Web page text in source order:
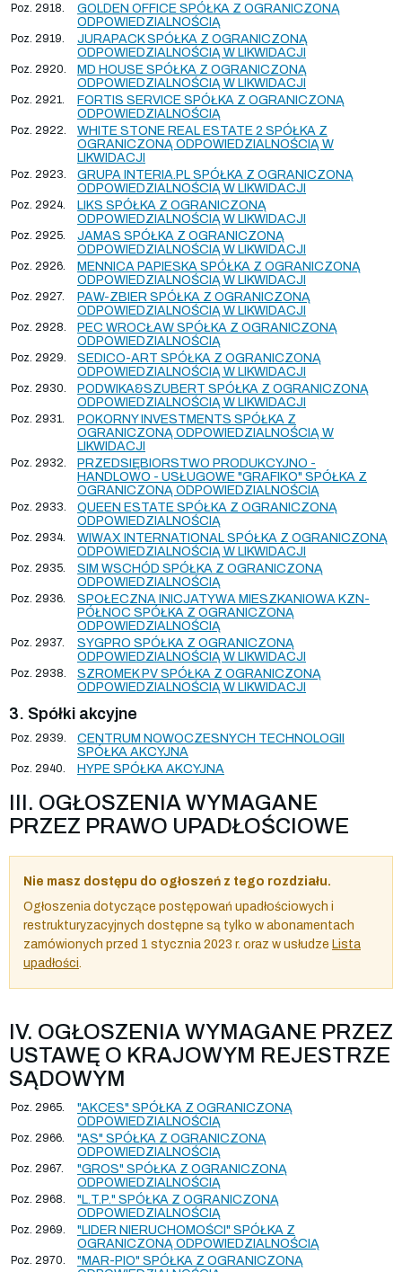
Poz. 2918.
GOLDEN OFFICE SPÓŁKA Z OGRANICZONĄ
ODPOWIEDZIALNOŚCIĄ
Poz. 2919.
JURAPACK SPÓŁKA Z OGRANICZONĄ
ODPOWIEDZIALNOŚCIĄ W LIKWIDACJI
Poz. 2920.
MD HOUSE SPÓŁKA Z OGRANICZONĄ
ODPOWIEDZIALNOŚCIĄ W LIKWIDACJI
Poz. 2921.
FORTIS SERVICE SPÓŁKA Z OGRANICZONĄ
ODPOWIEDZIALNOŚCIĄ
Poz. 2922.
WHITE STONE REAL ESTATE 2 SPÓŁKA Z
OGRANICZONĄ ODPOWIEDZIALNOŚCIĄ W
LIKWIDACJI
Poz. 2923.
GRUPA INTERIA.PL SPÓŁKA Z OGRANICZONĄ
ODPOWIEDZIALNOŚCIĄ W LIKWIDACJI
Poz. 2924.
LIKS SPÓŁKA Z OGRANICZONĄ
ODPOWIEDZIALNOŚCIĄ W LIKWIDACJI
Poz. 2925.
JAMAS SPÓŁKA Z OGRANICZONĄ
ODPOWIEDZIALNOŚCIĄ W LIKWIDACJI
Poz. 2926.
MENNICA PAPIESKA SPÓŁKA Z OGRANICZONĄ
ODPOWIEDZIALNOŚCIĄ W LIKWIDACJI
Poz. 2927.
PAW-ZBIER SPÓŁKA Z OGRANICZONĄ
ODPOWIEDZIALNOŚCIĄ W LIKWIDACJI
Poz. 2928.
PEC WROCŁAW SPÓŁKA Z OGRANICZONĄ
ODPOWIEDZIALNOŚCIĄ
Poz. 2929.
SEDICO-ART SPÓŁKA Z OGRANICZONĄ
ODPOWIEDZIALNOŚCIĄ W LIKWIDACJI
Poz. 2930.
PODWIKA&SZUBERT SPÓŁKA Z OGRANICZONĄ
ODPOWIEDZIALNOŚCIĄ W LIKWIDACJI
Poz. 2931.
POKORNY INVESTMENTS SPÓŁKA Z
OGRANICZONĄ ODPOWIEDZIALNOŚCIĄ W
LIKWIDACJI
Poz. 2932.
PRZEDSIĘBIORSTWO PRODUKCYJNO -
HANDLOWO - USŁUGOWE "GRAFIKO" SPÓŁKA Z
OGRANICZONĄ ODPOWIEDZIALNOŚCIĄ
Poz. 2933.
QUEEN ESTATE SPÓŁKA Z OGRANICZONĄ
ODPOWIEDZIALNOŚCIĄ
Poz. 2934.
WIWAX INTERNATIONAL SPÓŁKA Z OGRANICZONĄ
ODPOWIEDZIALNOŚCIĄ W LIKWIDACJI
Poz. 2935.
SIM WSCHÓD SPÓŁKA Z OGRANICZONĄ
ODPOWIEDZIALNOŚCIĄ
Poz. 2936.
SPOŁECZNA INICJATYWA MIESZKANIOWA KZN-
PÓŁNOC SPÓŁKA Z OGRANICZONĄ
ODPOWIEDZIALNOŚCIĄ
Poz. 2937.
SYGPRO SPÓŁKA Z OGRANICZONĄ
ODPOWIEDZIALNOŚCIĄ W LIKWIDACJI
Poz. 2938.
SZROMEK PV SPÓŁKA Z OGRANICZONĄ
ODPOWIEDZIALNOŚCIĄ W LIKWIDACJI
3. Spółki akcyjne
Poz. 2939.
CENTRUM NOWOCZESNYCH TECHNOLOGII
SPÓŁKA AKCYJNA
Poz. 2940. HYPE SPÓŁKA AKCYJNA
III. OGŁOSZENIA WYMAGANE
PRZEZ PRAWO UPADŁOŚCIOWE
Nie masz dostępu do ogłoszeń z tego rozdziału.
Ogłoszenia dotyczące postępowań upadłościowych i
restrukturyzacyjnych dostępne są tylko w abonamentach
zamówionych przed 1 stycznia 2023 r. oraz w usłudze Lista
upadłości
IV. OGŁOSZENIA WYMAGANE PRZEZ
USTAWĘ O KRAJOWYM REJESTRZE
SĄDOWYM
Poz. 2965.
"AKCES" SPÓŁKA Z OGRANICZONĄ
ODPOWIEDZIALNOŚCIĄ
Poz. 2966.
"AS" SPÓŁKA Z OGRANICZONĄ
ODPOWIEDZIALNOŚCIĄ
Poz. 2967.
"GROS" SPÓŁKA Z OGRANICZONĄ
ODPOWIEDZIALNOŚCIĄ
Poz. 2968.
"L.T.P." SPÓŁKA Z OGRANICZONĄ
ODPOWIEDZIALNOŚCIĄ
Poz. 2969.
"LIDER NIERUCHOMOŚCI" SPÓŁKA Z
OGRANICZONĄ ODPOWIEDZIALNOŚCIĄ
Poz. 2970.
"MAR-PIO" SPÓŁKA Z OGRANICZONĄ